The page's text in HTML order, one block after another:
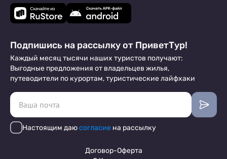
Подпишись на рассылку от ПриветТур!
Каждый месяц тысячи наших туристов получают:
Выгодные предложения от владельцев жилья,
путеводители по курортам, туристические лайфхаки
Настоящим даюсогласие на рассылку
Договор-Оферта